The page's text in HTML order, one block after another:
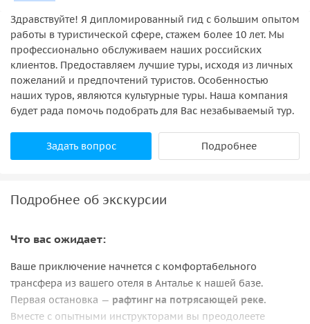
Здравствуйте! Я дипломированный гид с большим опытом
работы в туристической сфере, стажем более 10 лет. Мы
профессионально обслуживаем наших российских
клиентов. Предоставляем лучшие туры, исходя из личных
пожеланий и предпочтений туристов. Особенностью
наших туров, являются культурные туры. Наша компания
будет рада помочь подобрать для Вас незабываемый тур.
Задать вопрос Подробнее
Подробнее об экскурсии
Что вас ожидает:
Ваше приключение начнется с комфортабельного
трансфера из вашего отеля в Анталье к нашей базе.
Первая остановка — рафтинг на потрясающей реке.
Вместе с опытными инструкторами вы преодолеете